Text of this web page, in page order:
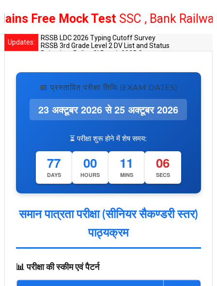
Mock TestSSC , Bank Railway Click
Updates:
RSSB LDC 2026 Typing Cutoff Survey
RSSB 3rd Grade Level 2 DV List and Status
Rajasthan Police SI Result 2025 Out
📅 प्रस्तावित परीक्षा तिथि (EXAM DATES)
23 अक्टूबर 2026 से 25 अक्टूबर 2026
⏳ परीक्षा शुरू होने में शेष समय:
77
DAYS
00
HOURS
11
MINS
04
SECS
समान पात्रता परीक्षा (सीनियर सैकण्डरी स्तर)
पाठ्यक्रम
📊 परीक्षा की स्कीम एवं पैटर्न